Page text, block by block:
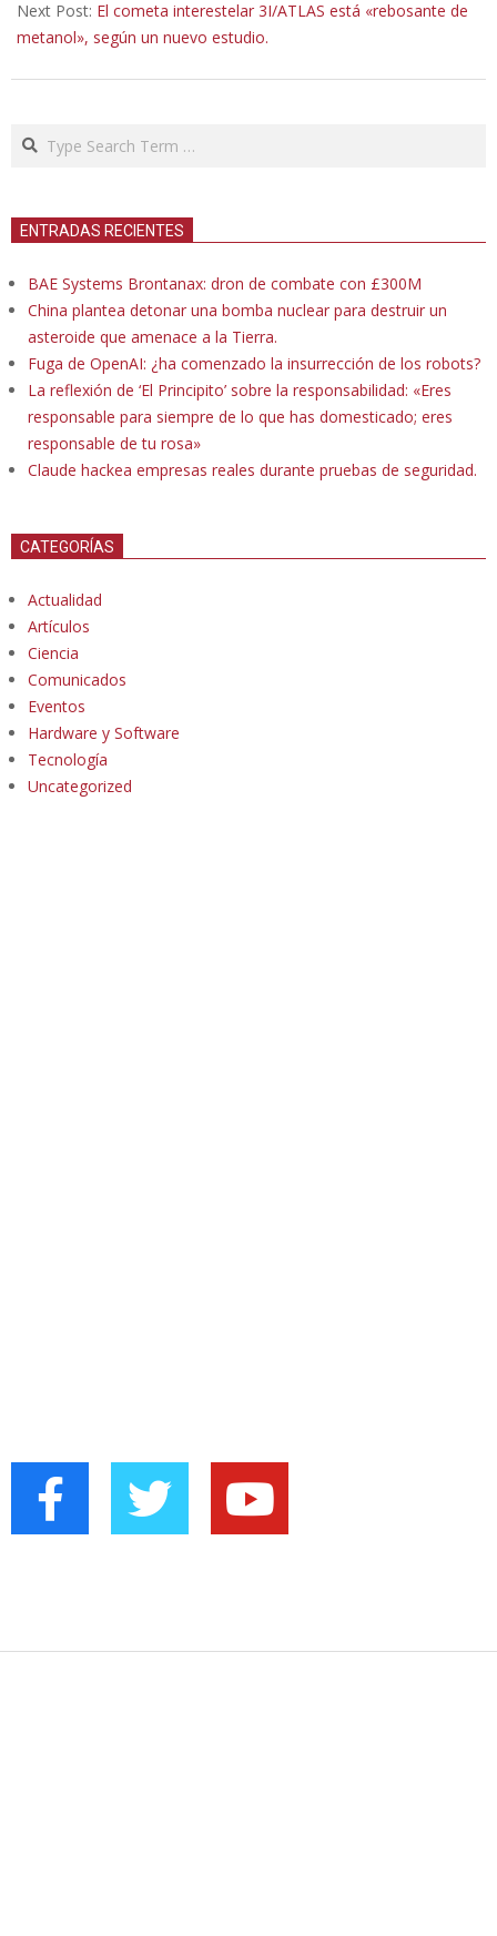
Next Post: El cometa interestelar 3I/ATLAS está «rebosante de
metanol», según un nuevo estudio.
Search
ENTRADAS RECIENTES
BAE Systems Brontanax: dron de combate con £300M
China plantea detonar una bomba nuclear para destruir un
asteroide que amenace a la Tierra.
Fuga de OpenAI: ¿ha comenzado la insurrección de los robots?
La reflexión de ‘El Principito’ sobre la responsabilidad: «Eres
responsable para siempre de lo que has domesticado; eres
responsable de tu rosa»
Claude hackea empresas reales durante pruebas de seguridad.
CATEGORÍAS
Actualidad
Artículos
Ciencia
Comunicados
Eventos
Hardware y Software
Tecnología
Uncategorized